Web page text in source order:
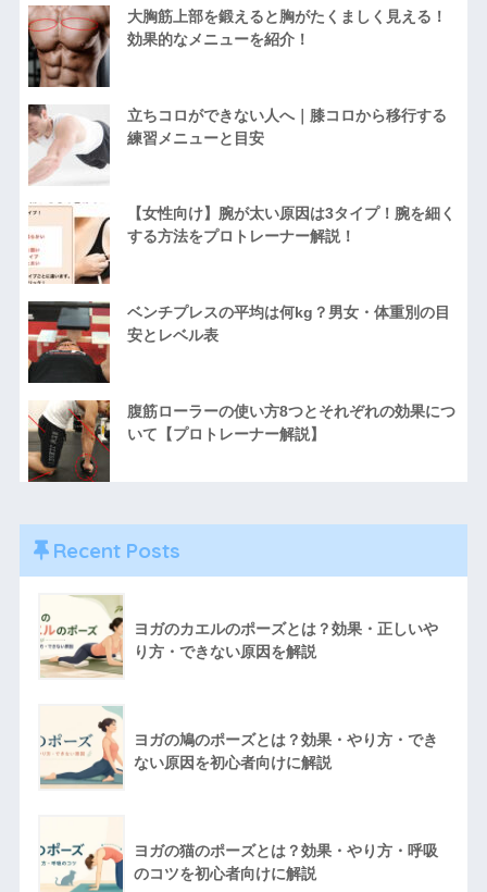
大胸筋上部を鍛えると胸がたくましく見える！
効果的なメニューを紹介！
立ちコロができない人へ｜膝コロから移行する
練習メニューと目安
【女性向け】腕が太い原因は3タイプ！腕を細く
する方法をプロトレーナー解説！
ベンチプレスの平均は何kg？男女・体重別の目
安とレベル表
腹筋ローラーの使い方8つとそれぞれの効果につ
いて【プロトレーナー解説】
Recent Posts
ヨガのカエルのポーズとは？効果・正しいや
り方・できない原因を解説
ヨガの鳩のポーズとは？効果・やり方・でき
ない原因を初心者向けに解説
ヨガの猫のポーズとは？効果・やり方・呼吸
のコツを初心者向けに解説